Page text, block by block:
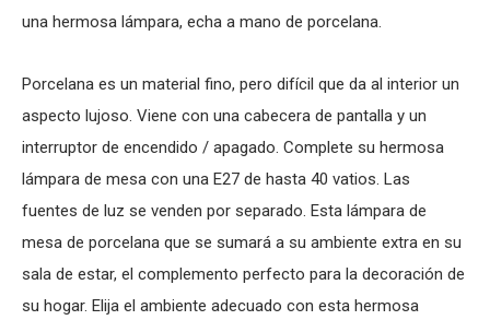
una hermosa lámpara, echa a mano de porcelana.
Porcelana es un material fino, pero difícil que da al interior un
aspecto lujoso. Viene con una cabecera de pantalla y un
interruptor de encendido / apagado. Complete su hermosa
lámpara de mesa con una E27 de hasta 40 vatios. Las
fuentes de luz se venden por separado. Esta lámpara de
mesa de porcelana que se sumará a su ambiente extra en su
sala de estar, el complemento perfecto para la decoración de
su hogar. Elija el ambiente adecuado con esta hermosa